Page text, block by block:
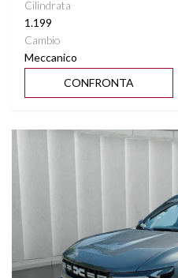
Cilindrata
1.199
Cambio
Meccanico
CONFRONTA
Vedi dettagli